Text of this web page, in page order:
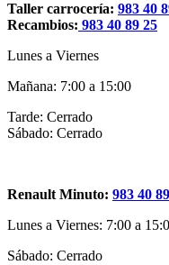
Taller carrocería: 983 40
Recambios: 983 40 89 25
Lunes a Viernes
Mañana: 7:00 a 15:00
Tarde: Cerrado
Sábado: Cerrado
Renault Minuto: 983 40
Lunes a Viernes: 7:00 a
Sábado: Cerrado